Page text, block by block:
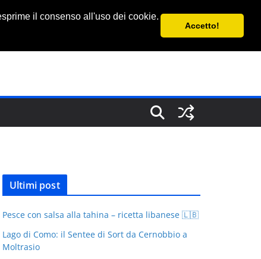
il consenso all'uso dei cookie.
Accetto!
Ultimi post
Pesce con salsa alla tahina – ricetta libanese 🇱🇧
Lago di Como: il Sentee di Sort da Cernobbio a
Moltrasio